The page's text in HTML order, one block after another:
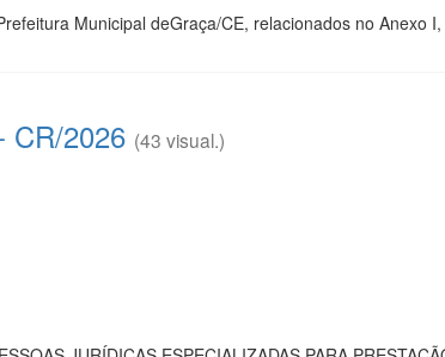
Municipal deGraça/CE, relacionados no Anexo
CR/2026 (43 visual.)